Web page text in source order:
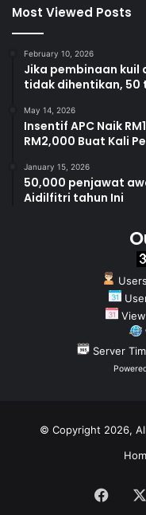
Most Viewed Posts
February 10, 2026
Jika pembinaan kuil
tidak dihentikan, 50
May 14, 2026
Insentif APC Naik
RM2,000 Buat Kali
January 15, 2026
50,000 penjawat
Aidilfitri tahun Ini
Server
© Copyright 2026,